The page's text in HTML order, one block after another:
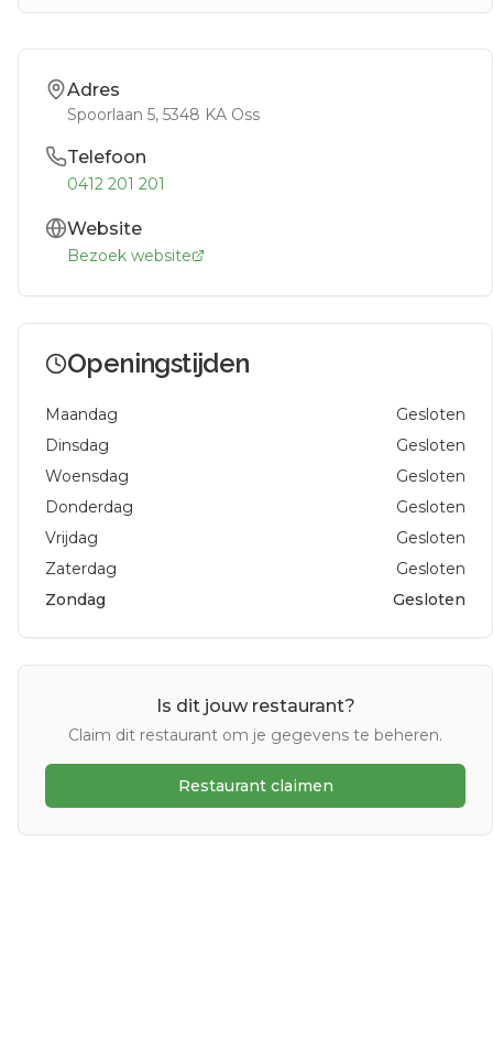
Adres
Spoorlaan 5, 5348 KA Oss
Telefoon
0412 201 201
Website
Bezoek website
Openingstijden
Maandag
Gesloten
Dinsdag
Gesloten
Woensdag
Gesloten
Donderdag
Gesloten
Vrijdag
Gesloten
Zaterdag
Gesloten
Zondag
Gesloten
Is dit jouw restaurant?
Claim dit restaurant om je gegevens te beheren.
Restaurant claimen